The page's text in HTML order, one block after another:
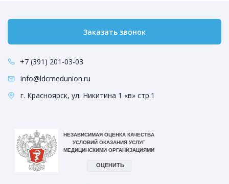
Заказать звонок
+7 (391) 201-03-03
info@ldcmedunion.ru
г. Красноярск, ул. Никитина 1 «в» стр.1